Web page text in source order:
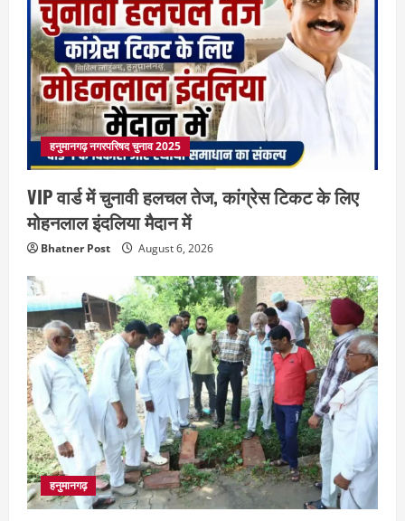
हनुमानगढ़ नगरपरिषद चुनाव 2025
VIP वार्ड में चुनावी हलचल तेज, कांग्रेस टिकट के लिए
मोहनलाल इंदलिया मैदान में
Bhatner Post August 6, 2026
हनुमानगढ़